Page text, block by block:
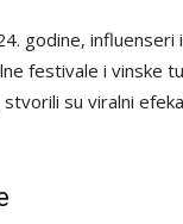
godine,
festivale i vinske
su viralni